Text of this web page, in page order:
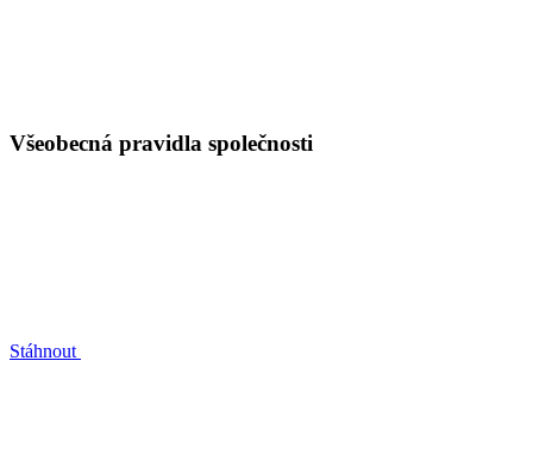
Všeobecná pravidla společnosti
Stáhnout